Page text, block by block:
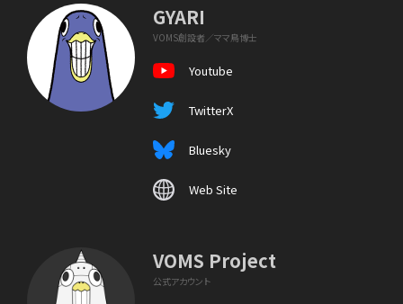
GYARI
VOMS創設者／ママ鳥博士
Youtube
TwitterX
Bluesky
Web Site
VOMS Project
公式アカウント